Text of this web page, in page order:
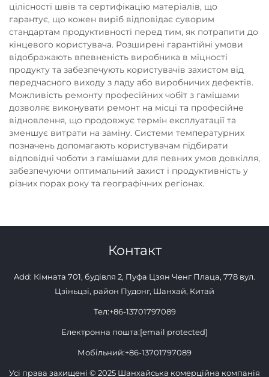
цілісності швів та сертифікацію матеріалів, що
гарантує, що кожен виріб відповідає суворим
стандартам продуктивності перед тим, як потрапити до
кінцевого користувача. Розширені гарантійні умови
відображають впевненість виробника в міцності
продукту та забезпечують користувачів захистом від
передчасного виходу з ладу або виробничих дефектів.
Можливість ремонту професійних чобіт з гамішами
дозволяє виконувати ремонт на місці та професійне
відновлення, що продовжує термін експлуатації та
зменшує витрати на заміну. Системи температурних
позначень допомагають користувачам підбирати
відповідні чоботи з гамішами для певних умов довкілля,
забезпечуючи оптимальний захист і продуктивність у
різних порах року та географічних регіонах.
Контакт
Add: Кімната 701, будівля 2, Пуфа Цзян Ченг Плаца, 778 вул.
Цзіньцзі, район Пудонг, Шанхай, Китай
Тел:+86-13701797089
Електронна пошта:[email protected]
Мобільний:+86-13701797089
Усі права захищені © 2025 Шанхайська комерційна компанія